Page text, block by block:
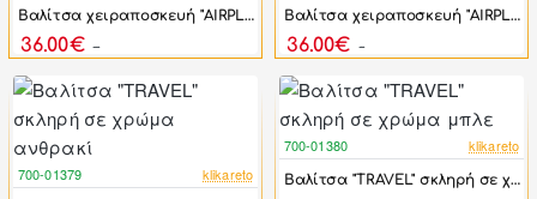
Βαλίτσα χειραποσκευή "AIRPLANE" από ύφασμα σε χρώμα καφέ 38x22x59
36.00€
Βαλίτσα χειραποσκευή "AIRPLANE" από ύφασμα σε χρώμα μαύρο 38x22x59
36.00€
-49%
700-01379 klikareto
-49%
700-01380 klikareto
Βαλίτσα "TRAVEL" σκληρή σε χρώμα μπλε